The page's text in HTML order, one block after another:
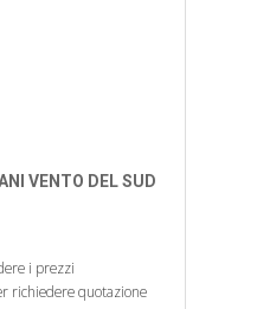
VENTO DEL SUD
i prezzi
richiedere quotazione